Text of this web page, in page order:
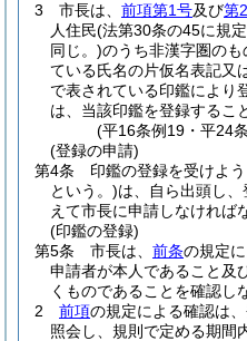
3
市長は、 前項第1号及び第
人住民(法第30条の45に規
同じ。)のうち非漢字圏の
ている氏名の片仮名表記又
で表されている印鑑により
は、当該印鑑を登録するこ
(平16条例19・平24
(登録の申請)
第4条
印鑑の登録を受けよ
という。)は、自ら出頭し
えて市長に申請しなければ
(印鑑の登録)
第5条
市長は、 前条の規定
申請者が本人であること及
くものであることを確認し
2
前項の規定による確認は
照会し、規則で定める期間